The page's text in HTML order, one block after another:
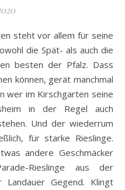
die Spät- als auch die
besten der Pfalz. Dass
können, gerät manchmal
wer im Kirschgarten seine
in der Regel auch
Und der wiederrum
für starke Rieslinge.
andere Geschmäcker
Rieslinge aus der
Gegend. Klingt